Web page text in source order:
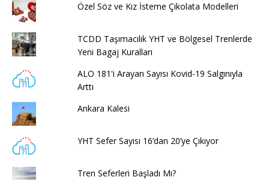
Özel Söz ve Kız İsteme Çikolata Modelleri
TCDD Taşımacılık YHT ve Bölgesel Trenlerde
Yeni Bagaj Kuralları
ALO 181'i Arayan Sayısı Kovid-19 Salgınıyla
Arttı
Ankara Kalesi
YHT Sefer Sayısı 16’dan 20’ye Çıkıyor
Tren Seferleri Başladı Mı?